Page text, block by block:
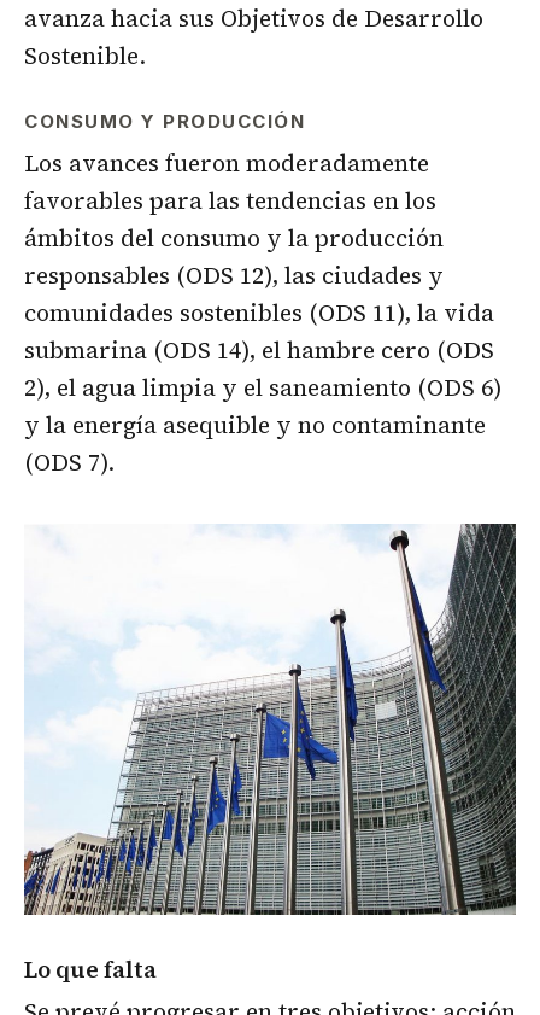
avanza hacia sus Objetivos de Desarrollo
Sostenible.
CONSUMO Y PRODUCCIÓN
Los avances fueron moderadamente
favorables para las tendencias en los
ámbitos del consumo y la producción
responsables (ODS 12), las ciudades y
comunidades sostenibles (ODS 11), la vida
submarina (ODS 14), el hambre cero (ODS
2), el agua limpia y el saneamiento (ODS 6)
y la energía asequible y no contaminante
(ODS 7).
Lo que falta